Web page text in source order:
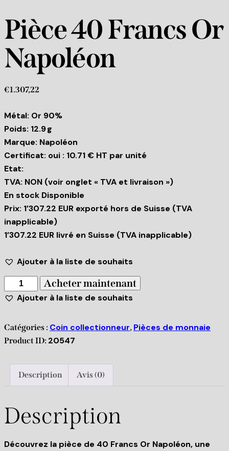
Pièce 40 Francs Or
Napoléon
€1.307,22
Métal: Or 90%
Poids: 12.9 g
Marque: Napoléon
Certificat: oui : 10.71 € HT par unité
Etat:
TVA: NON (voir onglet « TVA et livraison »)
En stock Disponible
Prix: 1’307.22 EUR exporté hors de Suisse (TVA
inapplicable)
1’307.22 EUR livré en Suisse (TVA inapplicable)
Ajouter à la liste de souhaits
Acheter maintenant
Ajouter à la liste de souhaits
Catégories : Coin collectionneur, Pièces de monnaie
Product ID: 20547
Description Avis (0)
Description
Découvrez la pièce de 40 Francs Or Napoléon, une